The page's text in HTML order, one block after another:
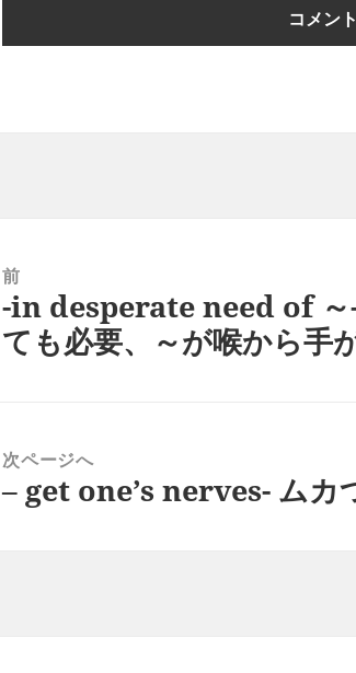
前
前
の
-in desperate need of
ても必要、～が喉から手
次ページへ
次
– get one’s nerves- ムカ